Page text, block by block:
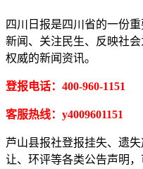
四川日报是四川省的一份
新闻、关注民生、反映社
权威的新闻资讯。
登报电话：400-960-1151
客服热线：y4009601151
芦山县报社登报挂失、遗
让、环评等各类公告声明，